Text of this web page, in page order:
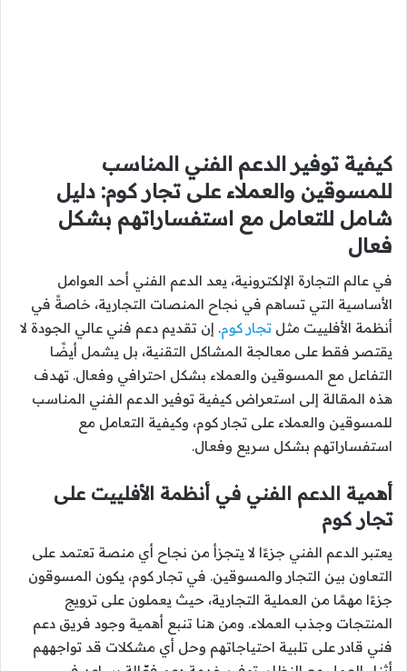
كيفية توفير الدعم الفني المناسب
للمسوقين والعملاء على تجار كوم: دليل
شامل للتعامل مع استفساراتهم بشكل
فعال
في عالم التجارة الإلكترونية، يعد الدعم الفني أحد العوامل
الأساسية التي تساهم في نجاح المنصات التجارية، خاصةً في
أنظمة الأفلييت مثل تجار كوم. إن تقديم دعم فني عالي الجودة لا
يقتصر فقط على معالجة المشاكل التقنية، بل يشمل أيضًا
التفاعل مع المسوقين والعملاء بشكل احترافي وفعال. تهدف
هذه المقالة إلى استعراض كيفية توفير الدعم الفني المناسب
للمسوقين والعملاء على تجار كوم، وكيفية التعامل مع
استفساراتهم بشكل سريع وفعال.
أهمية الدعم الفني في أنظمة الأفلييت على
تجار كوم
يعتبر الدعم الفني جزءًا لا يتجزأ من نجاح أي منصة تعتمد على
التعاون بين التجار والمسوقين. في تجار كوم، يكون المسوقون
جزءًا مهمًا من العملية التجارية، حيث يعملون على ترويج
المنتجات وجذب العملاء. ومن هنا تنبع أهمية وجود فريق دعم
فني قادر على تلبية احتياجاتهم وحل أي مشكلات قد تواجههم